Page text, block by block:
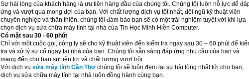
Sự hài lòng của khách hàng là ưu tiên hàng đầu của chúng tôi. Chúng tôi luôn nỗ lực để
ứng và vượt qua mong đợi của bạn. Với chất lượng dịch vụ tốt nhất, đội ngũ kỹ thuật viên
chuyên nghiệp và thân thiện, chúng tôi đảm bảo bạn sẽ có một trải nghiệm tuyệt vời khi lựa
chọn dịch vụ sửa chữa máy tính tại nhà của Tin Học Minh Hiền Computer.
Có mặt sau 30 - 60 phút
Chỉ với một cuộc gọi, công ty sẽ cho kỹ thuật viên đến kiểm tra ngay sau 30 – 60 phút để
tra và xử lý sự cố ngay tại nhà của bạn. Chúng tôi sẵn sàng đáp ứng nhu cầu của bạn và
mang đến cho bạn sự tiện lợi và chất lượng vượt trội.
Với dịch vụ sửa máy tính Cần Thơ chúng tôi sẽ luôn đem lại sự hài lòng nhất tới cho bạn,
dịch vụ sửa chữa máy tính tại nhà luôn đồng hành cùng bạn.